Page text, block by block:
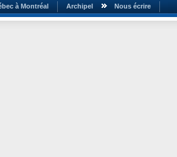
à Montréal Archipel Nous écrire